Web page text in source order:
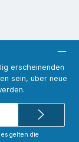
erscheinenden
sein, über neue
gelten die